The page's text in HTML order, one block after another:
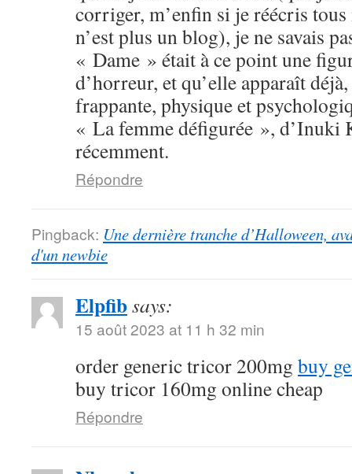
corriger, m’enfin si je réécris
n’est plus un blog), je ne savais
« Dame » était à ce point une
d’horreur, et qu’elle apparaît
frappante, physique et
« La femme défigurée », d’Inuki
récemment.
Répondre
Pingback: Une dernière tranche d’Halloween,
d'un newbie
Elpfibsays:
15 août 2023 at 11 h 32 min
order generic tricor 200mg buy
buy tricor 160mg online cheap
Répondre